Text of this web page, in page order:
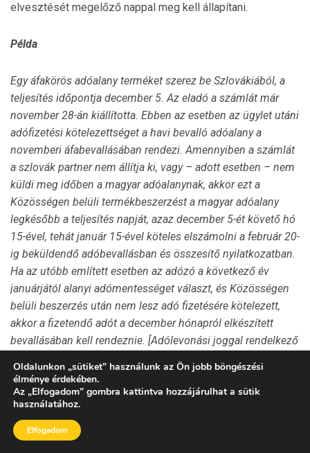
elvesztését megelőző nappal meg kell állapítani.
Példa
Egy áfakörös adóalany terméket szerez be Szlovákiából, a
teljesítés időpontja december 5. Az eladó a számlát már
november 28-án kiállította. Ebben az esetben az ügylet utáni
adófizetési kötelezettséget a havi bevalló adóalany a
novemberi áfabevallásában rendezi. Amennyiben a számlát
a szlovák partner nem állítja ki, vagy – adott esetben – nem
küldi meg időben a magyar adóalanynak, akkor ezt a
Közösségen belüli termékbeszerzést a magyar adóalany
legkésőbb a teljesítés napját, azaz december 5-ét követő hó
15-ével, tehát január 15-ével köteles elszámolni a február 20-
ig beküldendő adóbevallásban és összesítő nyilatkozatban.
Ha az utóbb említett esetben az adózó a következő év
januárjától alanyi adómentességet választ, és Közösségen
belüli beszerzés után nem lesz adó fizetésére kötelezett,
akkor a fizetendő adót a december hónapról elkészített
bevallásában kell rendeznie. [Adólevonási joggal rendelkező
127. § (1) bekezdés ba) alpontja alapján Közösségen belüli
beszerzés esetén az adólevonási jog gyakorlásának
feltétele, hogy az adózó személyes rendelkezésére álljon a
nevére kiállított, ügylet teljesítését tanúsító számla.]
Oldalunkon „sütiket” használunk az Ön jobb böngészési
élménye érdekében.
Az „Elfogadom” gombra kattintva hozzájárulhat a sütik
használatához.
Elfogadom